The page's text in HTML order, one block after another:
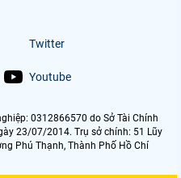
Twitter
Youtube
0312866570 do Sở Tài Chính
23/07/2014. Trụ sở chính: 51 Lũy
Phú Thạnh, Thành Phố Hồ Chí